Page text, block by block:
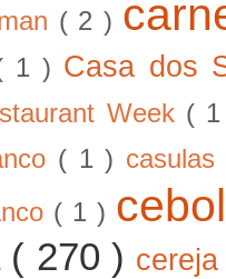
( 2 )
1 ) Casa dos
Week (
( 1 )
( 1 )
( 270 )